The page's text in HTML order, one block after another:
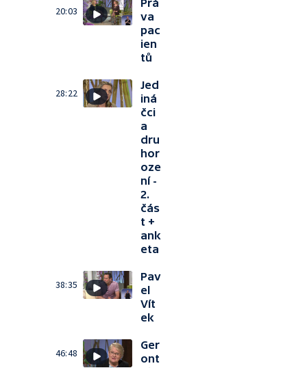
20:03
Prá
va
pac
ien
tů
28:22
Jed
iná
čci
a
dru
hor
oze
ní -
2.
čás
t +
ank
eta
38:35
Pav
el
Vít
ek
46:48
Ger
ont